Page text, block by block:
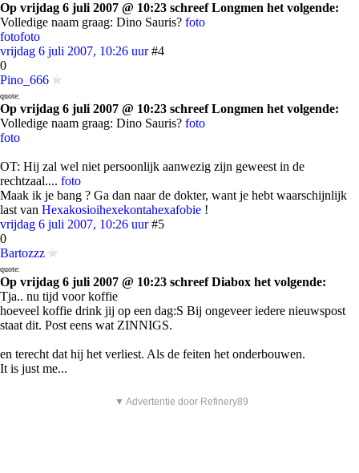
Op vrijdag 6 juli 2007 @ 10:23 schreef Longmen het volgende:
Volledige naam graag: Dino Sauris? foto
fotofoto
vrijdag 6 juli 2007, 10:26 uur #4
0
Pino_666
quote:
Op vrijdag 6 juli 2007 @ 10:23 schreef Longmen het volgende:
Volledige naam graag: Dino Sauris? foto
foto
OT: Hij zal wel niet persoonlijk aanwezig zijn geweest in de
rechtzaal.... foto
Maak ik je bang ? Ga dan naar de dokter, want je hebt waarschijnlijk
last van Hexakosioihexekontahexafobie !
vrijdag 6 juli 2007, 10:26 uur #5
0
Bartozzz
quote:
Op vrijdag 6 juli 2007 @ 10:23 schreef Diabox het volgende:
Tja.. nu tijd voor koffie
hoeveel koffie drink jij op een dag:S Bij ongeveer iedere nieuwspost
staat dit. Post eens wat ZINNIGS.
en terecht dat hij het verliest. Als de feiten het onderbouwen.
It is just me...
▼ Advertentie door Refinery89